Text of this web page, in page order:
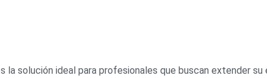
la solución ideal para profesionales que buscan extender